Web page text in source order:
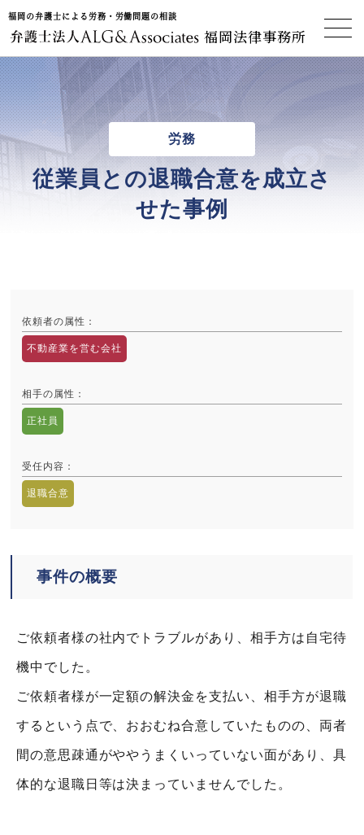
福岡の弁護士による労務・労働問題の相談
福岡法律事務所
労務
従業員との退職合意を成立さ
せた事例
依頼者の属性 ：
不動産業を営む会社
相手の属性 ：
正社員
受任内容 ：
退職合意
事件の概要
ご依頼者様の社内でトラブルがあり、相手方は自宅待
機中でした。
ご依頼者様が一定額の解決金を支払い、相手方が退職
するという点で、おおむね合意していたものの、両者
間の意思疎通がややうまくいっていない面があり、具
体的な退職日等は決まっていませんでした。